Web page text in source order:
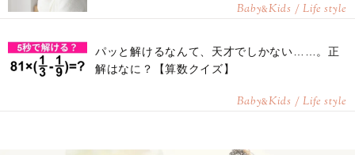
Baby&Kids / Life style
パッと解けるなんて、天才でしかない……。正
解はなに？【算数クイズ】
Baby&Kids / Life style